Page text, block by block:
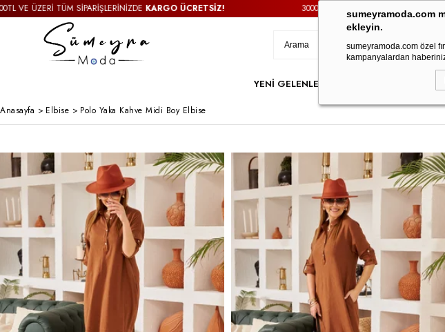
sumeyramoda.com
ekleyin.
sumeyramoda.com özel
kampanyalardan
TÜM SİPARİŞLERİNİZDEKARGO ÜCRETSİZ! 3000TL VE ÜZERİ TÜM SİPARİŞLERİNİZDE
YENİ GELENLER ALT
Anasayfa > Elbise > Polo Yaka Kahve Midi Boy Elbise